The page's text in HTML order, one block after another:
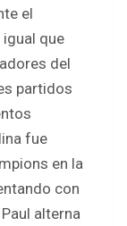
el
igual que
del
partidos
fue
en la
con
alterna